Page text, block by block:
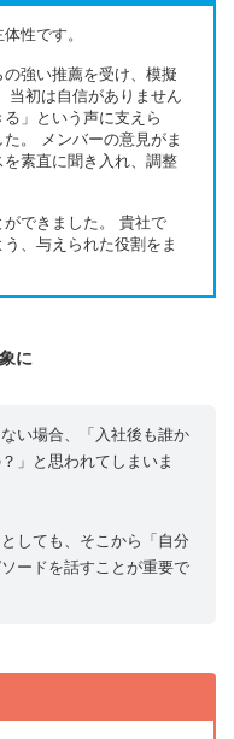
性です。
強い推薦を受け、模擬
当初は自信がありません
」という声に支えら
。 メンバーの意見がま
素直に聞き入れ、調整
できました。 貴社で
、与えられた役割をま
に
い場合、「入社後も誰か
」と思われてしまいま
しても、そこから「自分
ードを話すことが重要で